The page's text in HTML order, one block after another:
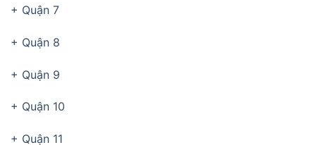
+ Quận 7
+ Quận 8
+ Quận 9
+ Quận 10
+ Quận 11